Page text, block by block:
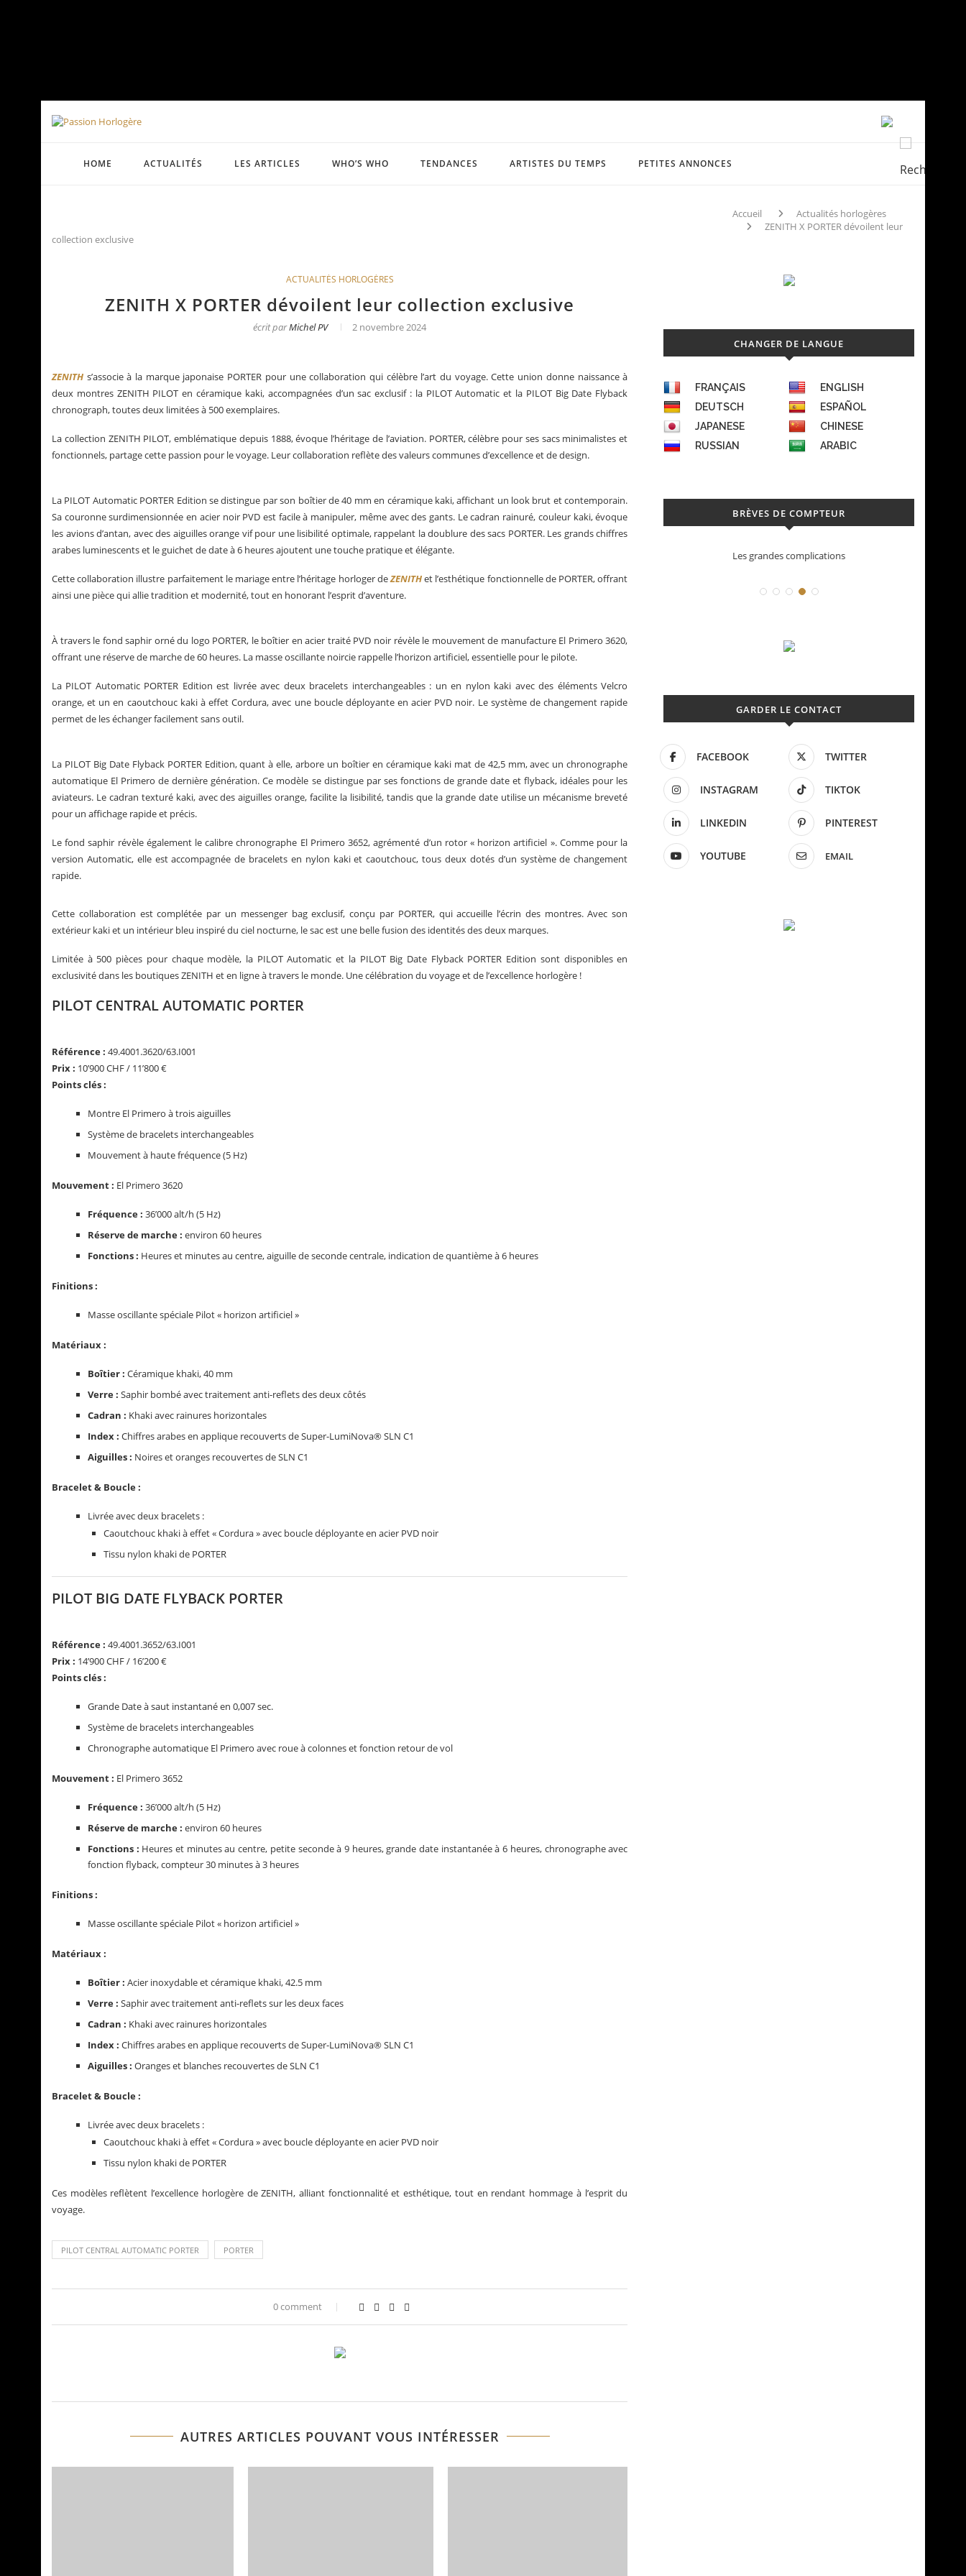
HOME ACTUALITÉS LES ARTICLES WHO’S WHO TENDANCES ARTISTES DU TEMPS PETITES ANNONCES
Accueil
Actualités horlogères
ZENITH X PORTER dévoilent leur
collection exclusive
ACTUALITÉS HORLOGÈRES
ZENITH X PORTER dévoilent leur collection exclusive
écrit parMichel PV 2 novembre 2024
ZENITH s’associe à la marque japonaise PORTER pour une collaboration qui célèbre l’art du voyage. Cette union donne naissance à
deux montres ZENITH PILOT en céramique kaki, accompagnées d’un sac exclusif : la PILOT Automatic et la PILOT Big Date Flyback
chronograph, toutes deux limitées à 500 exemplaires.
La collection ZENITH PILOT, emblématique depuis 1888, évoque l’héritage de l’aviation. PORTER, célèbre pour ses sacs minimalistes et
fonctionnels, partage cette passion pour le voyage. Leur collaboration reflète des valeurs communes d’excellence et de design.
La PILOT Automatic PORTER Edition se distingue par son boîtier de 40 mm en céramique kaki, affichant un look brut et contemporain.
Sa couronne surdimensionnée en acier noir PVD est facile à manipuler, même avec des gants. Le cadran rainuré, couleur kaki, évoque
les avions d’antan, avec des aiguilles orange vif pour une lisibilité optimale, rappelant la doublure des sacs PORTER. Les grands chiffres
arabes luminescents et le guichet de date à 6 heures ajoutent une touche pratique et élégante.
Cette collaboration illustre parfaitement le mariage entre l’héritage horloger deZENITHet l’esthétique fonctionnelle de PORTER, offrant
ainsi une pièce qui allie tradition et modernité, tout en honorant l’esprit d’aventure.
À travers le fond saphir orné du logo PORTER, le boîtier en acier traité PVD noir révèle le mouvement de manufacture El Primero 3620,
offrant une réserve de marche de 60 heures. La masse oscillante noircie rappelle l’horizon artificiel, essentielle pour le pilote.
La PILOT Automatic PORTER Edition est livrée avec deux bracelets interchangeables : un en nylon kaki avec des éléments Velcro
orange, et un en caoutchouc kaki à effet Cordura, avec une boucle déployante en acier PVD noir. Le système de changement rapide
permet de les échanger facilement sans outil.
La PILOT Big Date Flyback PORTER Edition, quant à elle, arbore un boîtier en céramique kaki mat de 42,5 mm, avec un chronographe
automatique El Primero de dernière génération. Ce modèle se distingue par ses fonctions de grande date et flyback, idéales pour les
aviateurs. Le cadran texturé kaki, avec des aiguilles orange, facilite la lisibilité, tandis que la grande date utilise un mécanisme breveté
pour un affichage rapide et précis.
Le fond saphir révèle également le calibre chronographe El Primero 3652, agrémenté d’un rotor « horizon artificiel ». Comme pour la
version Automatic, elle est accompagnée de bracelets en nylon kaki et caoutchouc, tous deux dotés d’un système de changement
rapide.
Cette collaboration est complétée par un messenger bag exclusif, conçu par PORTER, qui accueille l’écrin des montres. Avec son
extérieur kaki et un intérieur bleu inspiré du ciel nocturne, le sac est une belle fusion des identités des deux marques.
Limitée à 500 pièces pour chaque modèle, la PILOT Automatic et la PILOT Big Date Flyback PORTER Edition sont disponibles en
exclusivité dans les boutiques ZENITH et en ligne à travers le monde. Une célébration du voyage et de l’excellence horlogère !
PILOT CENTRAL AUTOMATIC PORTER
Référence : 49.4001.3620/63.I001
Prix : 10’900 CHF / 11’800 €
Points clés :
Montre El Primero à trois aiguilles
Système de bracelets interchangeables
Mouvement à haute fréquence (5 Hz)
Mouvement : El Primero 3620
Fréquence : 36’000 alt/h (5 Hz)
Réserve de marche : environ 60 heures
Fonctions : Heures et minutes au centre, aiguille de seconde centrale, indication de quantième à 6 heures
Finitions :
Masse oscillante spéciale Pilot « horizon artificiel »
Matériaux :
Boîtier : Céramique khaki, 40 mm
Verre : Saphir bombé avec traitement anti-reflets des deux côtés
Cadran : Khaki avec rainures horizontales
Index : Chiffres arabes en applique recouverts de Super-LumiNova® SLN C1
Aiguilles : Noires et oranges recouvertes de SLN C1
Bracelet & Boucle :
Livrée avec deux bracelets :
Caoutchouc khaki à effet « Cordura » avec boucle déployante en acier PVD noir
Tissu nylon khaki de PORTER
PILOT BIG DATE FLYBACK PORTER
Référence : 49.4001.3652/63.I001
Prix : 14’900 CHF / 16’200 €
Points clés :
Grande Date à saut instantané en 0,007 sec.
Système de bracelets interchangeables
Chronographe automatique El Primero avec roue à colonnes et fonction retour de vol
Mouvement : El Primero 3652
Fréquence : 36’000 alt/h (5 Hz)
Réserve de marche : environ 60 heures
Fonctions : Heures et minutes au centre, petite seconde à 9 heures, grande date instantanée à 6 heures, chronographe avec
fonction flyback, compteur 30 minutes à 3 heures
Finitions :
Masse oscillante spéciale Pilot « horizon artificiel »
Matériaux :
Boîtier : Acier inoxydable et céramique khaki, 42.5 mm
Verre : Saphir avec traitement anti-reflets sur les deux faces
Cadran : Khaki avec rainures horizontales
Index : Chiffres arabes en applique recouverts de Super-LumiNova® SLN C1
Aiguilles : Oranges et blanches recouvertes de SLN C1
Bracelet & Boucle :
Livrée avec deux bracelets :
Caoutchouc khaki à effet « Cordura » avec boucle déployante en acier PVD noir
Tissu nylon khaki de PORTER
Ces modèles reflètent l’excellence horlogère de ZENITH, alliant fonctionnalité et esthétique, tout en rendant hommage à l’esprit du
voyage.
PILOT CENTRAL AUTOMATIC PORTER PORTER
0 comment
AUTRES ARTICLES POUVANT VOUS INTÉRESSER
CHANGER DE LANGUE
FRANÇAIS
ENGLISH
DEUTSCH
ESPAÑOL
JAPANESE
CHINESE
RUSSIAN
ARABIC
BRÈVES DE COMPTEUR
Santos de Cartier Le business des montres en 2025 Déconstruction Parmigiani Fleurier
GARDER LE CONTACT
FACEBOOK TWITTER
INSTAGRAM TIKTOK
LINKEDIN PINTEREST
YOUTUBE EMAIL